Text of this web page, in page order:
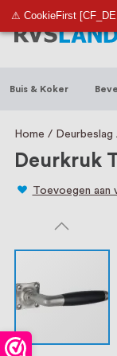
⚠ CookieFirst
RVS Land
een eigen
staat
Buis & Koker
Home Deurbeslag
Deurkruk
Toevoegen aan